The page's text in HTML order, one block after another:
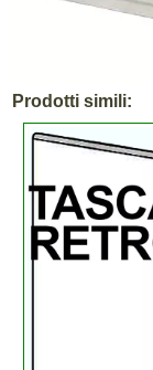
Prodotti simili: